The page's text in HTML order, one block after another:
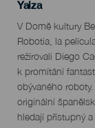
Localidad
Yaiza
Descripción
del
evento
V Domě kultury
Robotia, la
režírovali Diego
k promítání
obývaného
originální
hledají přístupný